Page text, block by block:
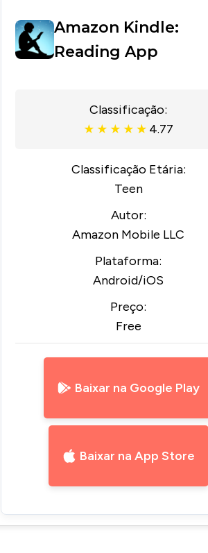
Amazon Kindle:
Reading App
Classificação:
★ ★ ★ ★ ★ 4.77
Classificação Etária:
Teen
Autor:
Amazon Mobile LLC
Plataforma:
Android/iOS
Preço:
Free
Baixar na Google Play
Baixar na App Store